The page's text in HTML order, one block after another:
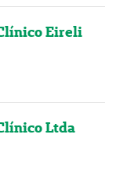
Eireli
Ltda